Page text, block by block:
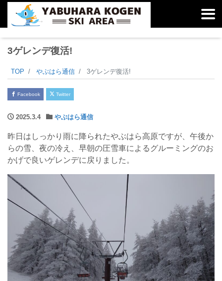
3ゲレンデ復活!
TOP やぶはら通信 3ゲレンデ復活!
Facebook Twitter
2025.3.4 やぶはら通信
昨日はしっかり雨に降られたやぶはら高原ですが、午後か
らの雪、夜の冷え、早朝の圧雪車によるグルーミングのお
かげで良いゲレンデに戻りました。